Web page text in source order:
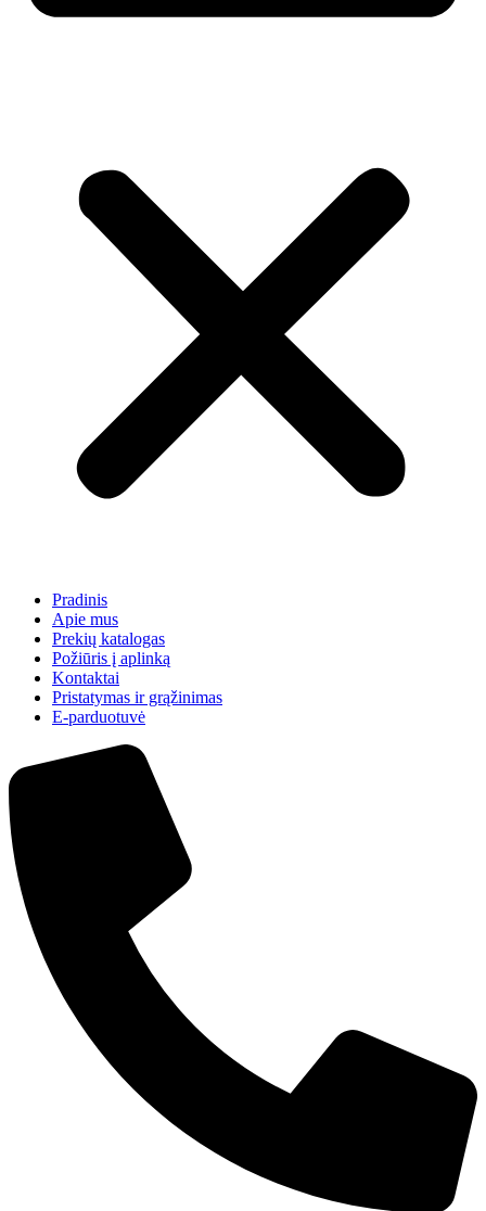
Pradinis
Apie mus
Prekių katalogas
Požiūris į aplinką
Kontaktai
Pristatymas ir grąžinimas
E-parduotuvė